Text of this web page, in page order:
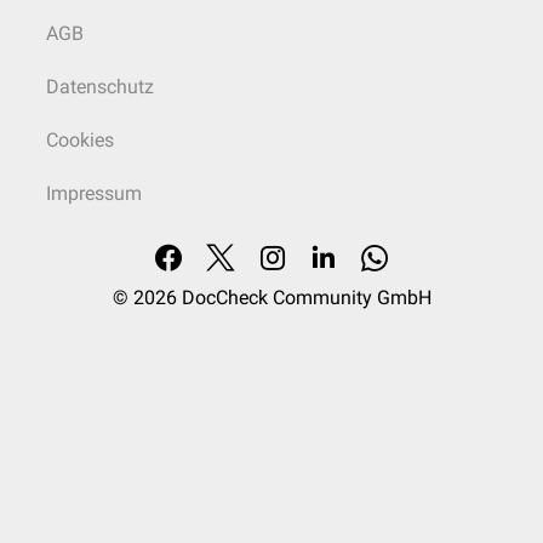
AGB
Datenschutz
Cookies
Impressum
© 2026 DocCheck Community GmbH